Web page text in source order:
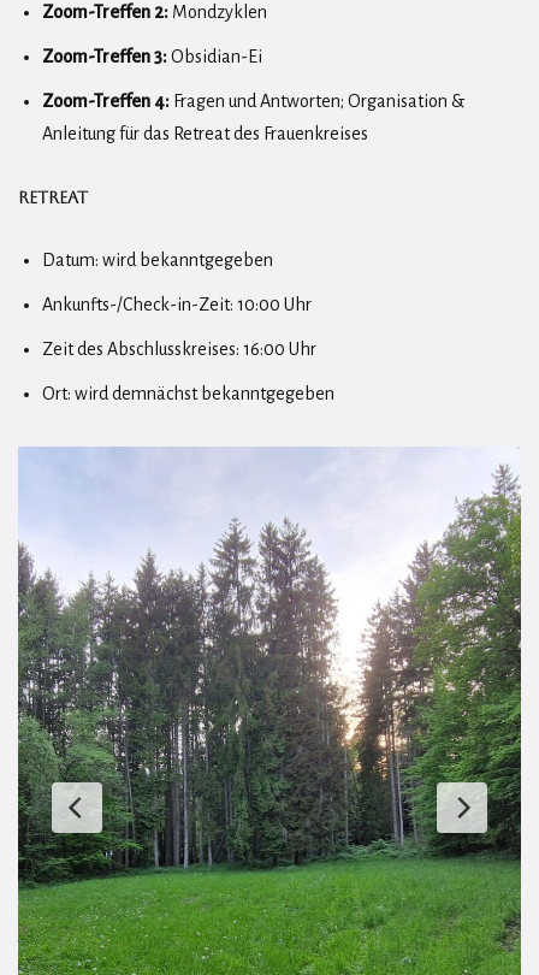
Zoom-Treffen 2: Mondzyklen
Zoom-Treffen 3:Obsidian-Ei
Zoom-Treffen 4: Fragen und Antworten; Organisation &
Anleitung für das Retreat des Frauenkreises
Retreat
Datum: wird bekanntgegeben
Ankunfts-/Check-in-Zeit: 10:00 Uhr
Zeit des Abschlusskreises: 16:00 Uhr
Ort: wird demnächst bekanntgegeben